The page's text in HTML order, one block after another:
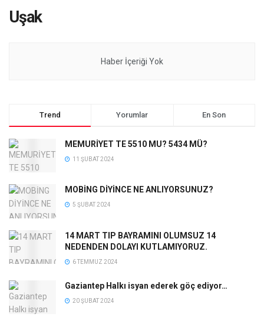
Uşak
Haber İçeriği Yok
Trend Yorumlar En Son
MEMURİYET TE 5510 MU? 5434 MÜ?
11 ŞUBAT 2024
MOBİNG DİYİNCE NE ANLIYORSUNUZ?
5 ŞUBAT 2024
14 MART TIP BAYRAMINI OLUMSUZ 14
NEDENDEN DOLAYI KUTLAMIYORUZ.
6 TEMMUZ 2024
Gaziantep Halkı isyan ederek göç ediyor…
20 ŞUBAT 2024